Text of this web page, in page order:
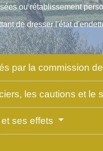
ou rétablissement
de dresser l'état
par la commission
les cautions et le
ses effets